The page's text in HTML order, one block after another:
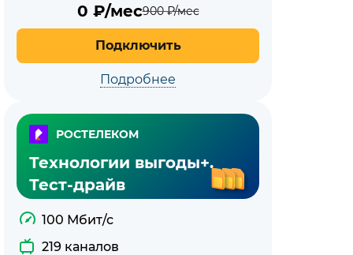
0 ₽/мес900₽/мес
Подключить
Подробнее
РОСТЕЛЕКОМ
Технологии выгоды+.
Тест-драйв
100 Мбит/с
219 каналов